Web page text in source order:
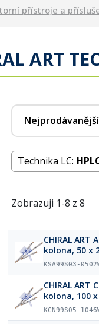
přístroje a
ART
Nejprodávanější
Technika LC:
Zobrazuji 1-8 z 8
CHIRAL ART
kolona, 50 x
KSA99S03-
CHIRAL ART
kolona, 100
KCN99S05-